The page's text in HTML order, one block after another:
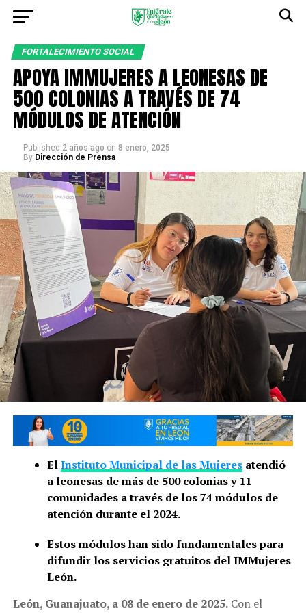
FORTALECIMIENTO SOCIAL
APOYA IMMUJERES A LEONESAS DE
500 COLONIAS A TRAVÉS DE 74
MÓDULOS DE ATENCIÓN
Published 2 años ago on 8 enero, 2025
By Dirección de Prensa
ElInstituto Municipal de las Mujeresatendió
a leonesas de más de 500 colonias y 11
comunidades a través de los 74 módulos de
atención durante el 2024.
Estos módulos han sido fundamentales para
difundir los servicios gratuitos del IMMujeres
León.
León, Guanajuato, a 08 de enero de 2025.Con el